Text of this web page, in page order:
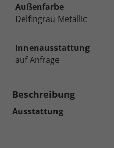
Außenfarbe
Delfingrau Metallic
Innenausstattung
auf Anfrage
Beschreibung
Ausstattung